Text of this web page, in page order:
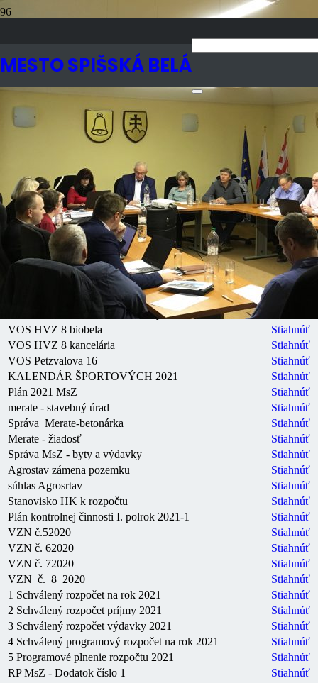
MESTO SPIŠSKÁ BELÁ
ZASADNUTIA MSZ
Publikované6 rokov dozadu
zo zasadnutia MsZ
10.12.2020
Program
Pozvanie na MsZ 10. december 2020 -
s
Stiahnúť
Uznesenia
Uznesenie-z-rokovania-10.12.2020 Stiahnúť
Zápisnica
zápisnica MsZ 10.12.2020 Stiahnúť
Účasť poslancov
Účasť poslancov mestského zastupiteľstva Stiahnúť
Materiály
VOS HVZ 8 biobela
Stiahnúť
VOS HVZ 8 kancelária
Stiahnúť
VOS Petzvalova 16
Stiahnúť
KALENDÁR ŠPORTOVÝCH 2021
Stiahnúť
Plán 2021 MsZ
Stiahnúť
merate - stavebný úrad
Stiahnúť
Správa_Merate-betonárka
Stiahnúť
Merate - žiadosť
Stiahnúť
Správa MsZ - byty a výdavky
Stiahnúť
Agrostav zámena pozemku
Stiahnúť
súhlas Agrosrtav
Stiahnúť
Stanovisko HK k rozpočtu
Stiahnúť
Plán kontrolnej činnosti I. polrok 2021-1
Stiahnúť
VZN č.52020
Stiahnúť
VZN č. 62020
Stiahnúť
VZN č. 72020
Stiahnúť
VZN_č._8_2020
Stiahnúť
1 Schválený rozpočet na rok 2021
Stiahnúť
2 Schválený rozpočet príjmy 2021
Stiahnúť
3 Schválený rozpočet výdavky 2021
Stiahnúť
4 Schválený programový rozpočet na rok 2021
Stiahnúť
5 Programové plnenie rozpočtu 2021
Stiahnúť
RP MsZ - Dodatok číslo 1
Stiahnúť